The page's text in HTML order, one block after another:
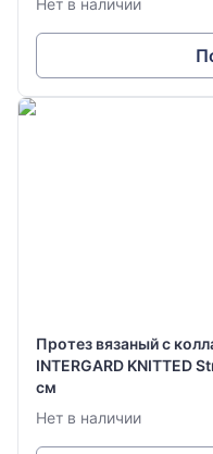
Нет в наличии
Протез вязаный с
INTERGARD KNITTED
см
Нет в наличии